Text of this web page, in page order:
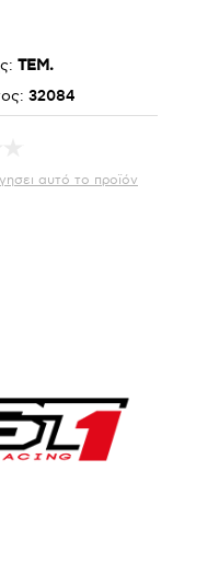
ΤΕΜ.
32084
αυτό το προϊόν